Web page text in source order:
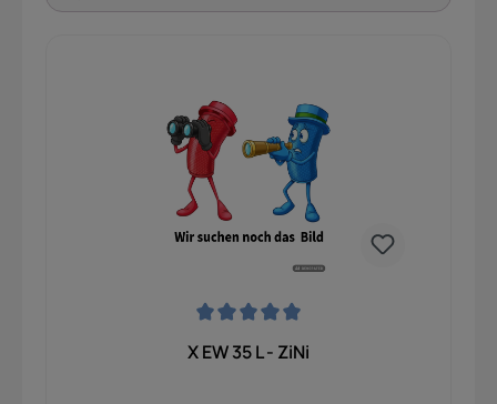
X EW 35 L - ZiNi